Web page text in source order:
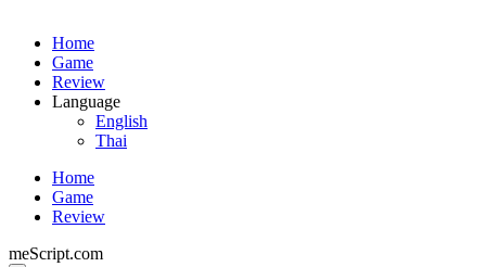
Home
Game
Review
Language
English
Thai
Home
Game
Review
meScript.com